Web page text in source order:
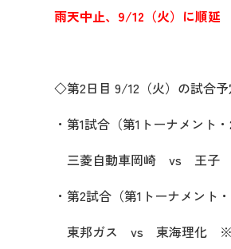
雨天中止、9/12（火）に順延
◇第2日目 9/12（火）の試合予
・第1試合（第1トーナメント
三菱自動車岡崎 vs 王子
・第2試合（第1トーナメント
東邦ガス vs 東海理化 ※サ